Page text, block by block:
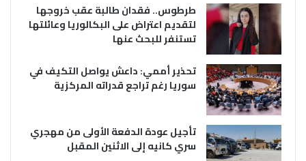
طرطوس.. فقدان طالبة عقب خروجها
لتقديم اعتراض على البكالوريا وعائلتها
تستنفر للبحث عنها
تحذير أممي: داعش يواصل التكيف في
سوريا رغم تراجع قدراته المركزية
تأجيل عودة الدفعة الأولى من مهجري
سري كانيه إلى الاثنين المقبل